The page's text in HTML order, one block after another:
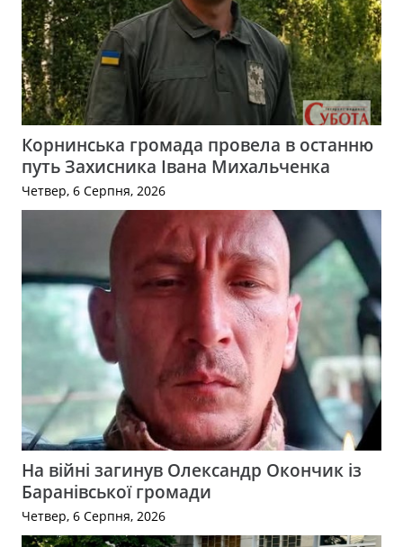
Корнинська громада провела в останню
путь Захисника Івана Михальченка
Четвер, 6 Серпня, 2026
На війні загинув Олександр Окончик із
Баранівської громади
Четвер, 6 Серпня, 2026